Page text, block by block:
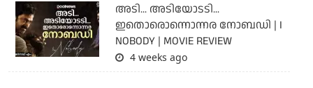
അടി... അടിയോടടി...
ഇതൊരൊന്നൊന്നര നോബഡി | I
NOBODY | MOVIE REVIEW
4 weeks ago